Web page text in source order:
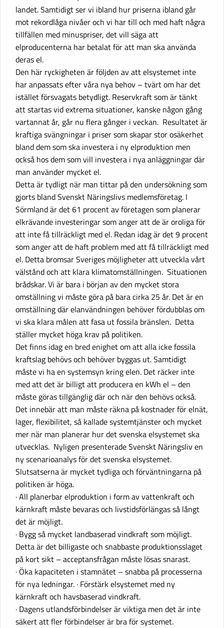
landet. Samtidigt ser vi ibland hur priserna ibland går
mot rekordlåga nivåer och vi har till och med haft några
tillfällen med minuspriser, det vill säga att
elproducenterna har betalat för att man ska använda
deras el.
Den här ryckigheten är följden av att elsystemet inte
har anpassats efter våra nya behov – tvärt om har det
istället försvagats betydligt. Reservkraft som är tänkt
att startas vid extrema situationer, kanske någon gång
vartannat år, går nu flera gånger i veckan. Resultatet är
kraftiga svängningar i priser som skapar stor osäkerhet
bland dem som ska investera i ny elproduktion men
också hos dem som vill investera i nya anläggningar där
man använder mycket el.
Detta är tydligt när man tittar på den undersökning som
gjorts bland Svenskt Näringslivs medlemsföretag. I
Sörmland är det 61 procent av företagen som planerar
elkrävande investeringar som anger att de är oroliga för
att inte få tillräckligt med el. Redan idag är det 9 procent
som anger att de haft problem med att få tillräckligt med
el. Detta bromsar Sveriges möjligheter att utveckla vårt
välstånd och att klara klimatomställningen. Situationen
brådskar. Vi är bara i början av den mycket stora
omställning vi måste göra på bara cirka 25 år. Det är en
omställning där elanvändningen behöver fördubblas om
vi ska klara målen att fasa ut fossila bränslen. Detta
ställer mycket höga krav på politiken.
Det finns idag en bred enighet om att alla icke fossila
kraftslag behövs och behöver byggas ut. Samtidigt
måste vi ha en systemsyn kring elen. Det räcker inte
med att det är billigt att producera en kWh el – den
måste göras tillgänglig där och när den behövs också.
Det innebär att man måste räkna på kostnader för elnät,
lager, flexibilitet, så kallade systemtjänster och mycket
mer när man planerar hur det svenska elsystemet ska
utvecklas. Nyligen presenterade Svenskt Näringsliv en
ny scenarioanalys för det svenska elsystemet.
Slutsatserna är mycket tydliga och förväntningarna på
politiken är höga.
· All planerbar elproduktion i form av vattenkraft och
kärnkraft måste bevaras och livstidsförlängas så långt
det är möjligt.
· Bygg så mycket landbaserad vindkraft som möjligt.
Detta är det billigaste och snabbaste produktionsslaget
på kort sikt – acceptansfrågan måste lösas snarast.
· Öka kapaciteten i stamnätet – snabba på processerna
för nya ledningar. · Förstärk elsystemet med ny
kärnkraft och havsbaserad vindkraft.
· Dagens utlandsförbindelser är viktiga men det är inte
säkert att fler förbindelser är bra för systemet.